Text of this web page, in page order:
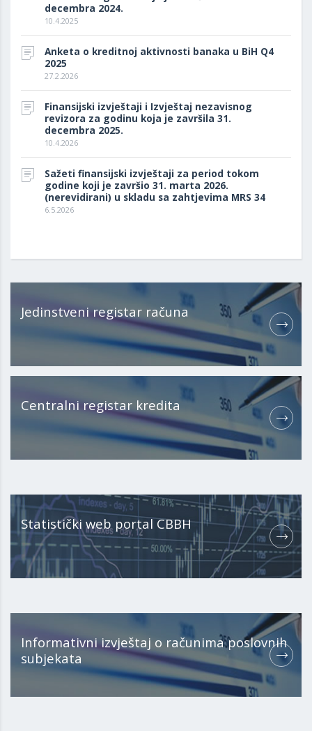
decembra 2024.
10.4.2025
Anketa o kreditnoj aktivnosti banaka u BiH Q4
2025
27.2.2026
Finansijski izvještaji i Izvještaj nezavisnog
revizora za godinu koja je završila 31.
decembra 2025.
10.4.2026
Sažeti finansijski izvještaji za period tokom
godine koji je završio 31. marta 2026.
(nerevidirani) u skladu sa zahtjevima MRS 34
6.5.2026
Jedinstveni registar računa
Centralni registar kredita
Statistički web portal CBBH
Informativni izvještaj o računima poslovnih
subjekata